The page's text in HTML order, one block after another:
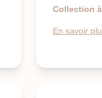
Collection
En savoir